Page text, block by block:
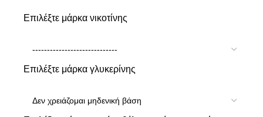
Επιλέξτε μάρκα νικοτίνης
Επιλέξτε μάρκα γλυκερίνης